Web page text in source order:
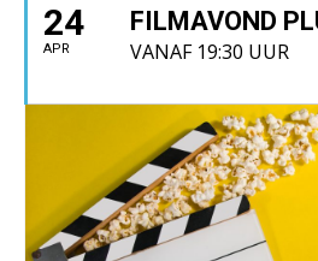
24
APR
FILMAVOND
VANAF 19:30 UUR